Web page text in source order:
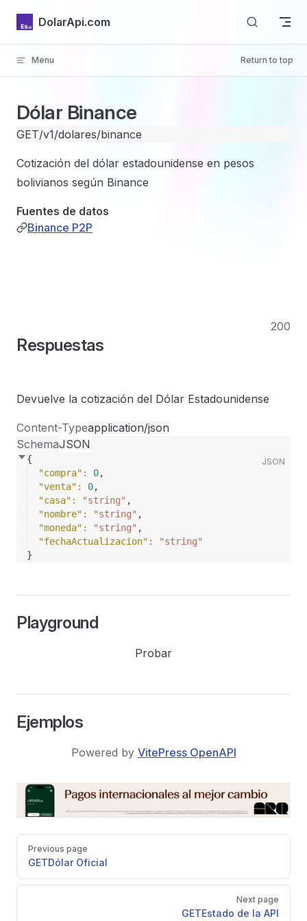
Skip to content
DolarApi.com
Menu Return to top
Inicio
GitHub
Dólar Binance
GET/v1/dolares/binance
Cotización del dólar estadounidense en pesos
bolivianos según Binance
Fuentes de datos
Binance P2P
Respuestas
200
Devuelve la cotización del Dólar Estadounidense
Content-Typeapplication/json
SchemaJSON
JSON
{
"compra" : 0,
"venta" : 0,
"casa" : "string" ,
"nombre" : "string" ,
"moneda" : "string" ,
"fechaActualizacion" :
"string"
}
Playground
Probar
Ejemplos
Powered by VitePress OpenAPI
Pager
Previous page
GETDólar Oficial
Next page
GETEstado de la API